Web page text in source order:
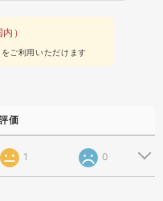
）
ご利用いただけます
価
1 0